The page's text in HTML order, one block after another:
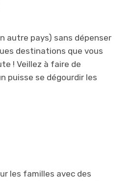
autre pays) sans dépenser
destinations que vous
! Veillez à faire de
puisse se dégourdir les
les familles avec des